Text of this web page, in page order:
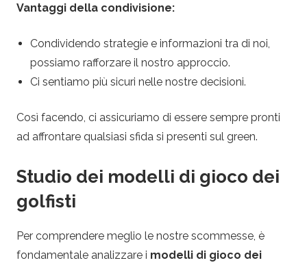
Vantaggi della condivisione:
Condividendo strategie e informazioni tra di noi,
possiamo rafforzare il nostro approccio.
Ci sentiamo più sicuri nelle nostre decisioni.
Così facendo, ci assicuriamo di essere sempre pronti
ad affrontare qualsiasi sfida si presenti sul green.
Studio dei modelli di gioco dei
golfisti
Per comprendere meglio le nostre scommesse, è
fondamentale analizzare i modelli di gioco dei